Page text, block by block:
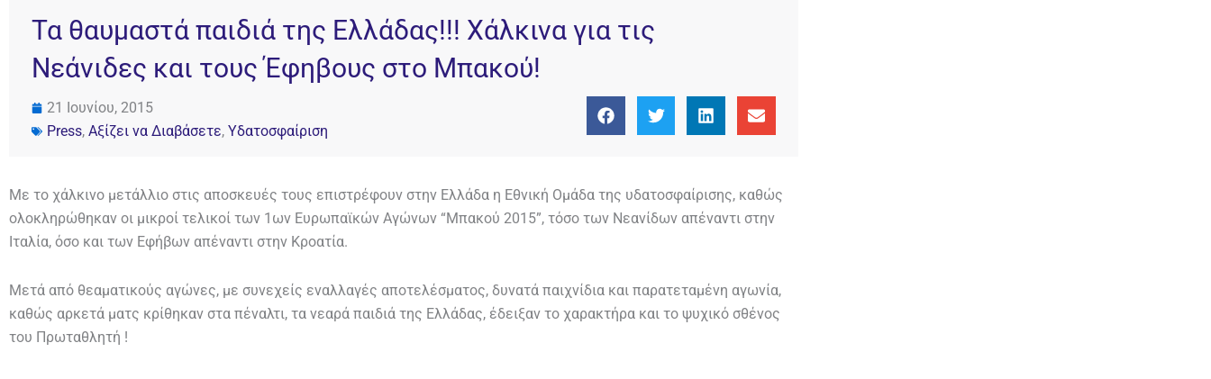
Τα θαυμαστά παιδιά της Ελλάδας!!! Χάλκινα για τις
Νεάνιδες και τους Έφηβους στο Μπακού!
21 Ιουνίου, 2015
Press, Αξίζει να Διαβάσετε, Υδατοσφαίριση
Με το χάλκινο μετάλλιο στις αποσκευές τους επιστρέφουν στην Ελλάδα η Εθνική Ομάδα της υδατοσφαίρισης, καθώς
ολοκληρώθηκαν οι μικροί τελικοί των 1ων Ευρωπαϊκών Αγώνων “Μπακού 2015”, τόσο των Νεανίδων απέναντι στην
Ιταλία, όσο και των Εφήβων απέναντι στην Κροατία.
Μετά από θεαματικούς αγώνες, με συνεχείς εναλλαγές αποτελέσματος, δυνατά παιχνίδια και παρατεταμένη αγωνία,
καθώς αρκετά ματς κρίθηκαν στα πέναλτι, τα νεαρά παιδιά της Ελλάδας, έδειξαν το χαρακτήρα και το ψυχικό σθένος
του Πρωταθλητή !